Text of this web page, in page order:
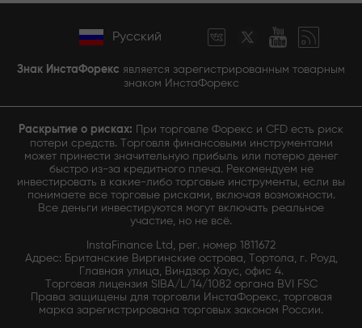
Русский
Знак ИнстаФорекс является зарегистрированным товарным
знаком ИнстаФорекс
Раскрытие о рисках: При торговле Форекс и CFD есть риск
потери средств. Торговля финансовыми инструментами
может принести значительную прибыль или потерю денег
быстро из-за кредитного плеча. Рекомендуем не
инвестировать в какие-либо торговые инструменты, если вы
понимаете все торговые рисками, включая возможности.
Все деньги инвестируются могут включать реальное
участие, но не всё.
InstaFinance Ltd, рег. номер 1811672
Адрес: Британские Виргинские острова, Тортола, г. Роуд,
Главная улица, Виндзор Хаус, офис 4.
Торговая лицензия SIBA/L/14/1082 органа BVI FSC
Права защищены для торговли ИнстаФорекс, торговая
марка зарегистрирована торговых законом России.